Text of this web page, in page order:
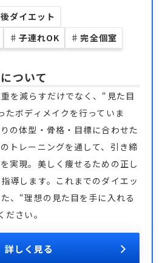
ダイエット
♯ 子連れOK ♯ 完全個室
について
を減らすだけでなく、“見た目
たボディメイクを行っていま
の体型・骨格・目標に合わせた
トレーニングを通して、引き締
実現。美しく痩せるための正し
導します。これまでのダイエッ
、“理想の見た目を手に入れる
さい。
詳しく見る